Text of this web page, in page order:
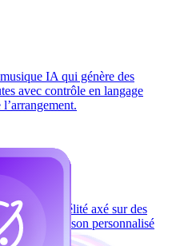
IA qui génère des
avec contrôle en langage
IA haute fidélité axé sur des
nettes, un son personnalisé